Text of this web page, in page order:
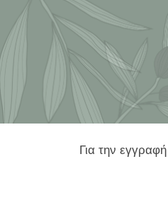
Για την